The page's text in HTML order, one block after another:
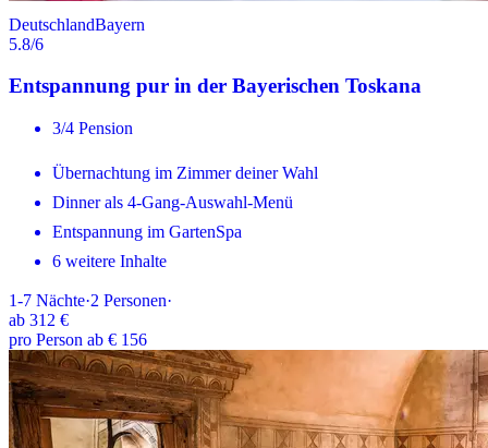
DeutschlandBayern
5.8/6
Entspannung pur in der Bayerischen Toskana
3/4 Pension
Übernachtung im Zimmer deiner Wahl
Dinner als 4-Gang-Auswahl-Menü
Entspannung im GartenSpa
6 weitere Inhalte
1-7 Nächte·2 Personen·
ab 312 €
pro Person ab € 156